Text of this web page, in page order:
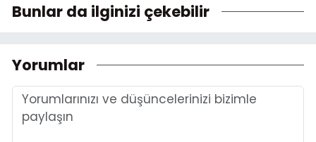
Bunlar da ilginizi çekebilir
Yorumlar